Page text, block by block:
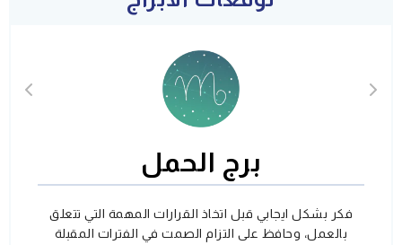
برج الحمل
فكر بشكل ايجابي قبل اتخاذ القرارات المهمة التي تتعلق
بالعمل، وحافظ على التزام الصمت في الفترات المقبلة